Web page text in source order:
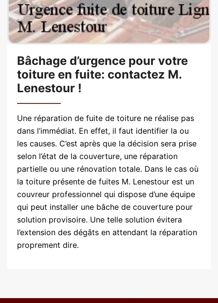
Bâchage d’urgence pour votre
toiture en fuite: contactez M.
Lenestour !
Une réparation de fuite de toiture ne réalise pas
dans l’immédiat. En effet, il faut identifier la ou
les causes. C’est après que la décision sera prise
selon l’état de la couverture, une réparation
partielle ou une rénovation totale. Dans le cas où
la toiture présente de fuites M. Lenestour est un
couvreur professionnel qui dispose d’une équipe
qui peut installer une bâche de couverture pour
solution provisoire. Une telle solution évitera
l’extension des dégâts en attendant la réparation
proprement dire.